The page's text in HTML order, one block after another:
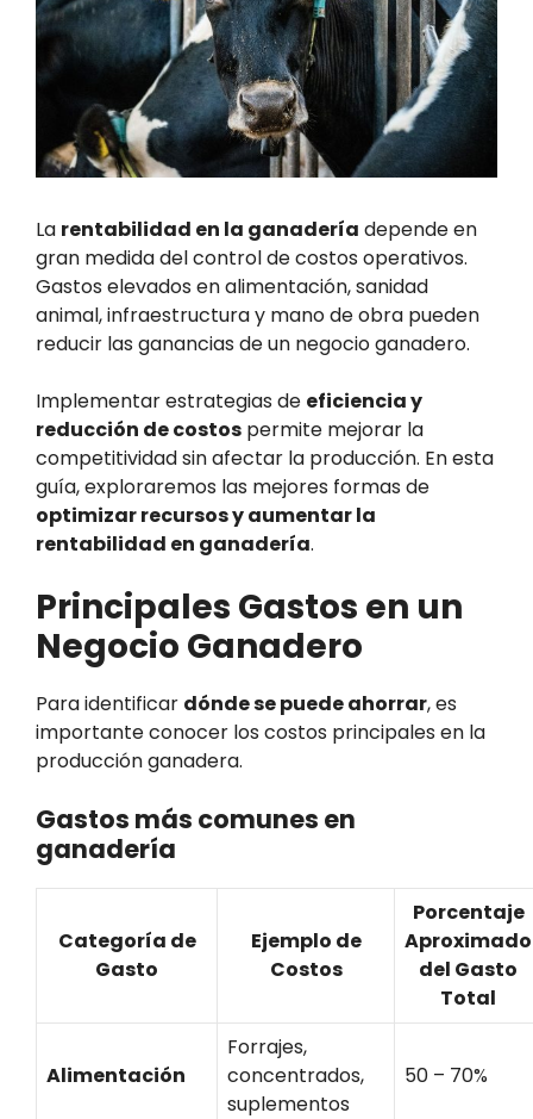
La rentabilidad en la ganadería depende en
gran medida del control de costos operativos.
Gastos elevados en alimentación, sanidad
animal, infraestructura y mano de obra pueden
reducir las ganancias de un negocio ganadero.
Implementar estrategias de eficiencia y
reducción de costos permite mejorar la
competitividad sin afectar la producción. En esta
guía, exploraremos las mejores formas de
optimizar recursos y aumentar la
rentabilidad en ganadería.
Principales Gastos en un
Negocio Ganadero
Para identificar dónde se puede ahorrar, es
importante conocer los costos principales en la
producción ganadera.
Gastos más comunes en
ganadería
Categoría de
Gasto
Ejemplo de
Costos
Porcentaje
Aproximado
del Gasto
Total
Alimentación
Forrajes,
concentrados,
suplementos
50 – 70%